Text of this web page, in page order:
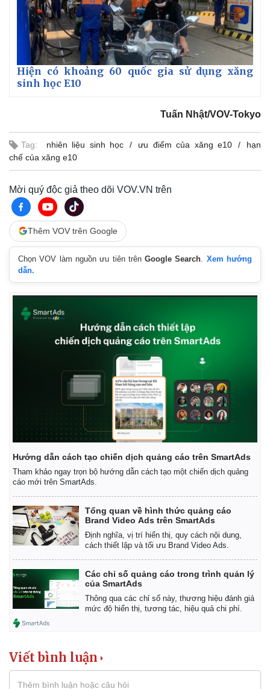
Bất động sản
Thị trường
Giá vàng
Tiêu dùng
Tỷ giá
Chứng khoán
Giá cà phê
Hiện có khoảng 60 quốc gia sử dụng xăng
sinh học E10
Tuấn Nhật/VOV-Tokyo
Tag: nhiên liệu sinh học ưu điểm của xăng e10
hạn
chế của xăng e10
Mời quý độc giả theo dõi VOV.VN trên
Thêm VOV trên Google
Chọn VOV làm nguồn ưu tiên trênGoogle Search
Xem hướng
dẫn.
Hướng dẫn cách tạo chiến dịch quảng cáo trên SmartAds
Tham khảo ngay trọn bộ hướng dẫn cách tạo một chiến dịch quảng
cáo mới trên SmartAds.
Tổng quan về hình thức quảng cáo
Brand Video Ads trên SmartAds
Định nghĩa, vị trí hiển thị, quy cách nội dung,
cách thiết lập và tối ưu Brand Video Ads.
Các chỉ số quảng cáo trong trình quản lý
của SmartAds
Thông qua các chỉ số này, thương hiệu đánh giá
mức độ hiển thị, tương tác, hiệu quả chi phí.
Viết bình luận